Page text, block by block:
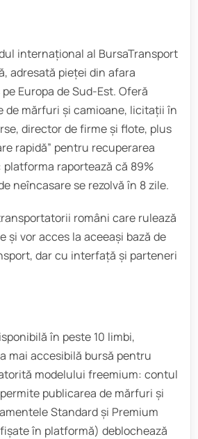
internațional al BursaTransport
adresată pieței din afara
Europa de Sud-Est. Oferă
de mărfuri și camioane, licitații în
director de firme și flote, plus
rapidă” pentru recuperarea
raportează că 89%
neîncasare se rezolvă în 8 zile.
români care rulează
și vor acces la aceeași bază de
dar cu interfață și parteneri
în peste 10 limbi,
mai accesibilă bursă pentru
modelului freemium: contul
publicarea de mărfuri și
Standard și Premium
în platformă) deblochează